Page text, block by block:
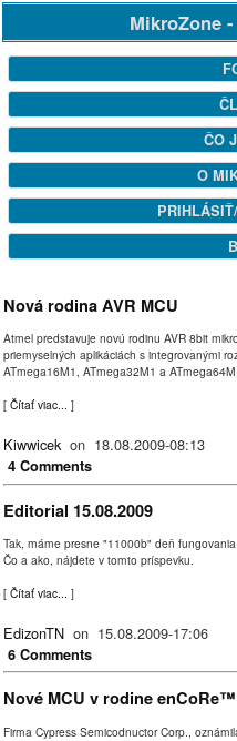
MikroZone
ČO
O
Nová rodina AVR MCU
Atmel predstavuje novú rodinu AVR 8bit
priemyselných aplikáciách s integrovanými
ATmega16M1, ATmega32M1 a
[ Čítať viac... ]
Kiwwicekon 18.08.2009-08:13
4 Comments
Editorial 15.08.2009
Tak, máme presne "11000b" deň fungovania
Čo a ako, nájdete v tomto príspevku.
[ Čítať viac... ]
EdizonTN on 15.08.2009-17:06
6 Comments
Nové MCU v rodine
Firma Cypress Semicodnuctor Corp.,